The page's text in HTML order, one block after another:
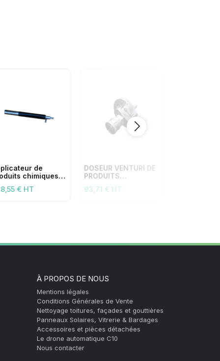
de
chimiques
libération rapide
€ HT
DOSEUR VENTURI DE
PRODUITS
93,71 € HT
À PROPOS DE NOUS
Mentions légales
Conditions Générales de Vente
Nettoyage toitures, façades et gouttières
Panneaux Solaires, Vitrerie & Bardages
Accessoires et pièces détachées
Le drone automatique C10
Nous contacter